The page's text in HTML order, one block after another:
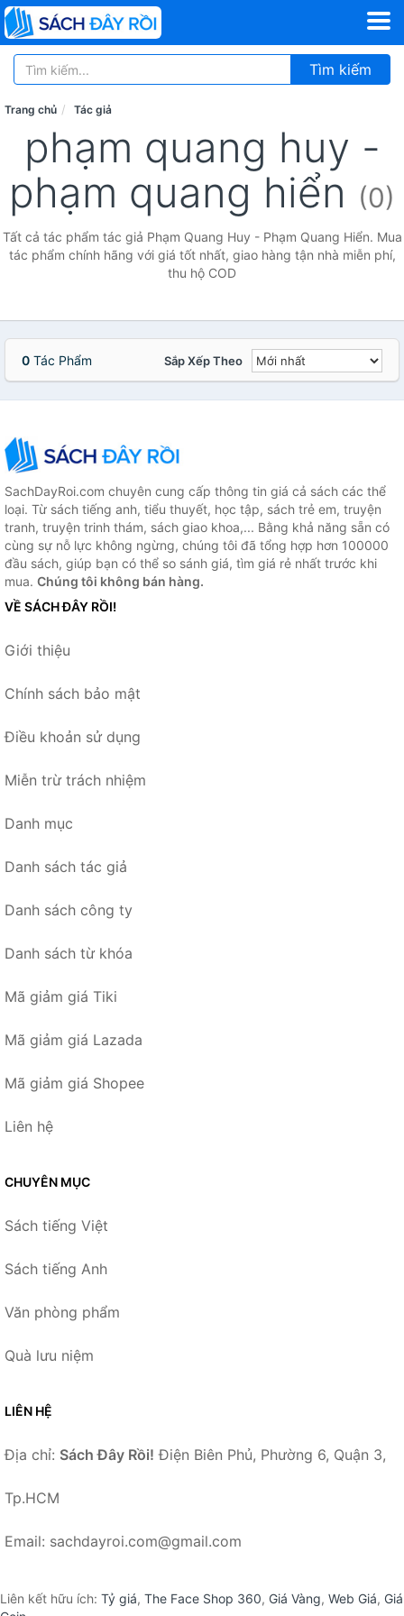
Tìm kiếm
Trang chủ Tác giả
phạm quang huy -
phạm quang hiển (0)
Tất cả tác phẩm tác giả Phạm Quang Huy - Phạm Quang Hiển. Mua
tác phẩm chính hãng với giá tốt nhất, giao hàng tận nhà miễn phí,
thu hộ COD
0 Tác Phẩm Sắp Xếp Theo
SachDayRoi.com chuyên cung cấp thông tin giá cả sách các thể
loại. Từ sách tiếng anh, tiểu thuyết, học tập, sách trẻ em, truyện
tranh, truyện trinh thám, sách giao khoa,... Bằng khả năng sẵn có
cùng sự nỗ lực không ngừng, chúng tôi đã tổng hợp hơn 100000
đầu sách, giúp bạn có thể so sánh giá, tìm giá rẻ nhất trước khi
mua. Chúng tôi không bán hàng.
VỀ SÁCH ĐÂY RỒI!
Giới thiệu
Chính sách bảo mật
Điều khoản sử dụng
Miễn trừ trách nhiệm
Danh mục
Danh sách tác giả
Danh sách công ty
Danh sách từ khóa
Mã giảm giá Tiki
Mã giảm giá Lazada
Mã giảm giá Shopee
Liên hệ
CHUYÊN MỤC
Sách tiếng Việt
Sách tiếng Anh
Văn phòng phẩm
Quà lưu niệm
LIÊN HỆ
Địa chỉ: Sách Đây Rồi! Điện Biên Phủ, Phường 6, Quận 3,
Tp.HCM
Email: sachdayroi.com@gmail.com
Liên kết hữu ích: Tỷ giá, The Face Shop 360, Giá Vàng, Web Giá, Giá